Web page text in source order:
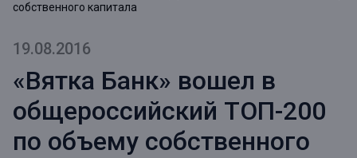
собственного капитала
19.08.2016
«Вятка Банк» вошел в
общероссийский ТОП-200
по объему собственного